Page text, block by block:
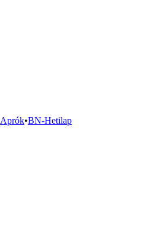
Aprók•BN-Hetilap